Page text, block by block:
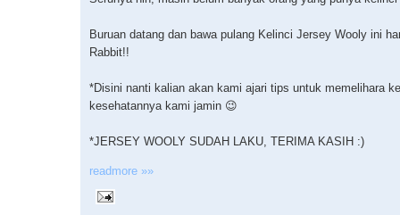
Buruan datang dan bawa pulang Kelinci Jersey Wooly ini
Rabbit!!
*Disini nanti kalian akan kami ajari tips untuk memelihara
kesehatannya kami jamin 😉
*JERSEY WOOLY SUDAH LAKU, TERIMA KASIH :)
readmore »»